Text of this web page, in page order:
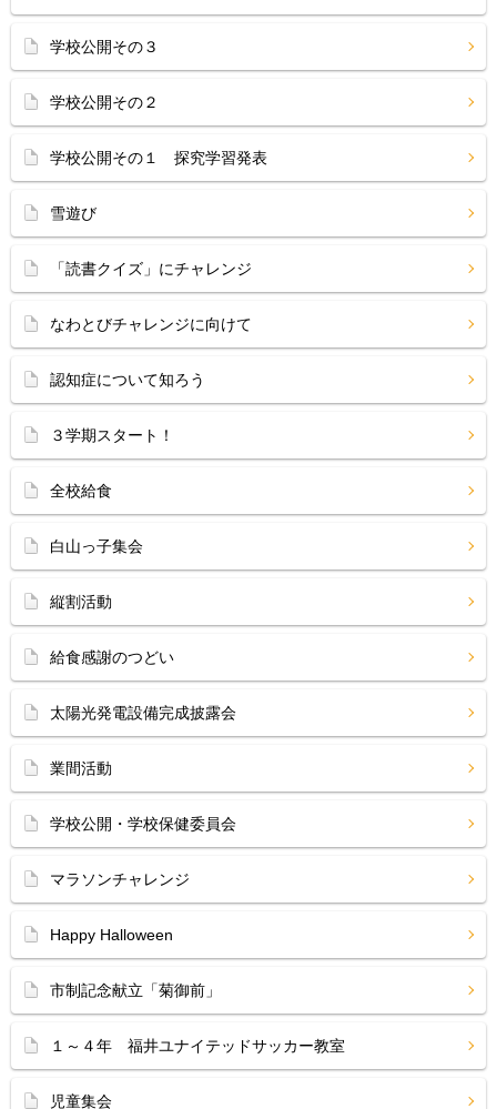
学校公開その３
学校公開その２
学校公開その１ 探究学習発表
雪遊び
「読書クイズ」にチャレンジ
なわとびチャレンジに向けて
認知症について知ろう
３学期スタート！
全校給食
白山っ子集会
縦割活動
給食感謝のつどい
太陽光発電設備完成披露会
業間活動
学校公開・学校保健委員会
マラソンチャレンジ
Happy Halloween
市制記念献立「菊御前」
１～４年 福井ユナイテッドサッカー教室
児童集会